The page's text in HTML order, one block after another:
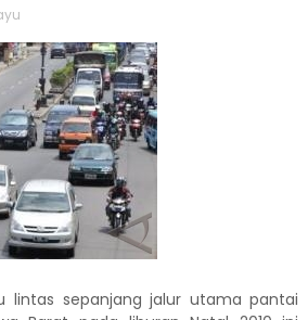
lintas sepanjang jalur utama pantai